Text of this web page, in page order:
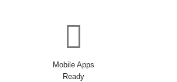
Mobile Apps
Ready